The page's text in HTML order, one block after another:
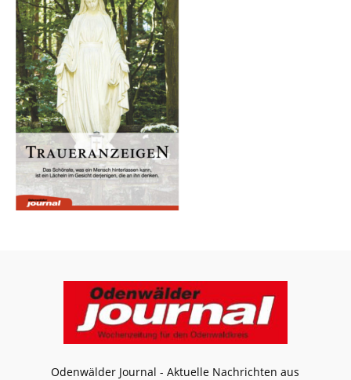
Odenwälder Journal - Aktuelle Nachrichten aus